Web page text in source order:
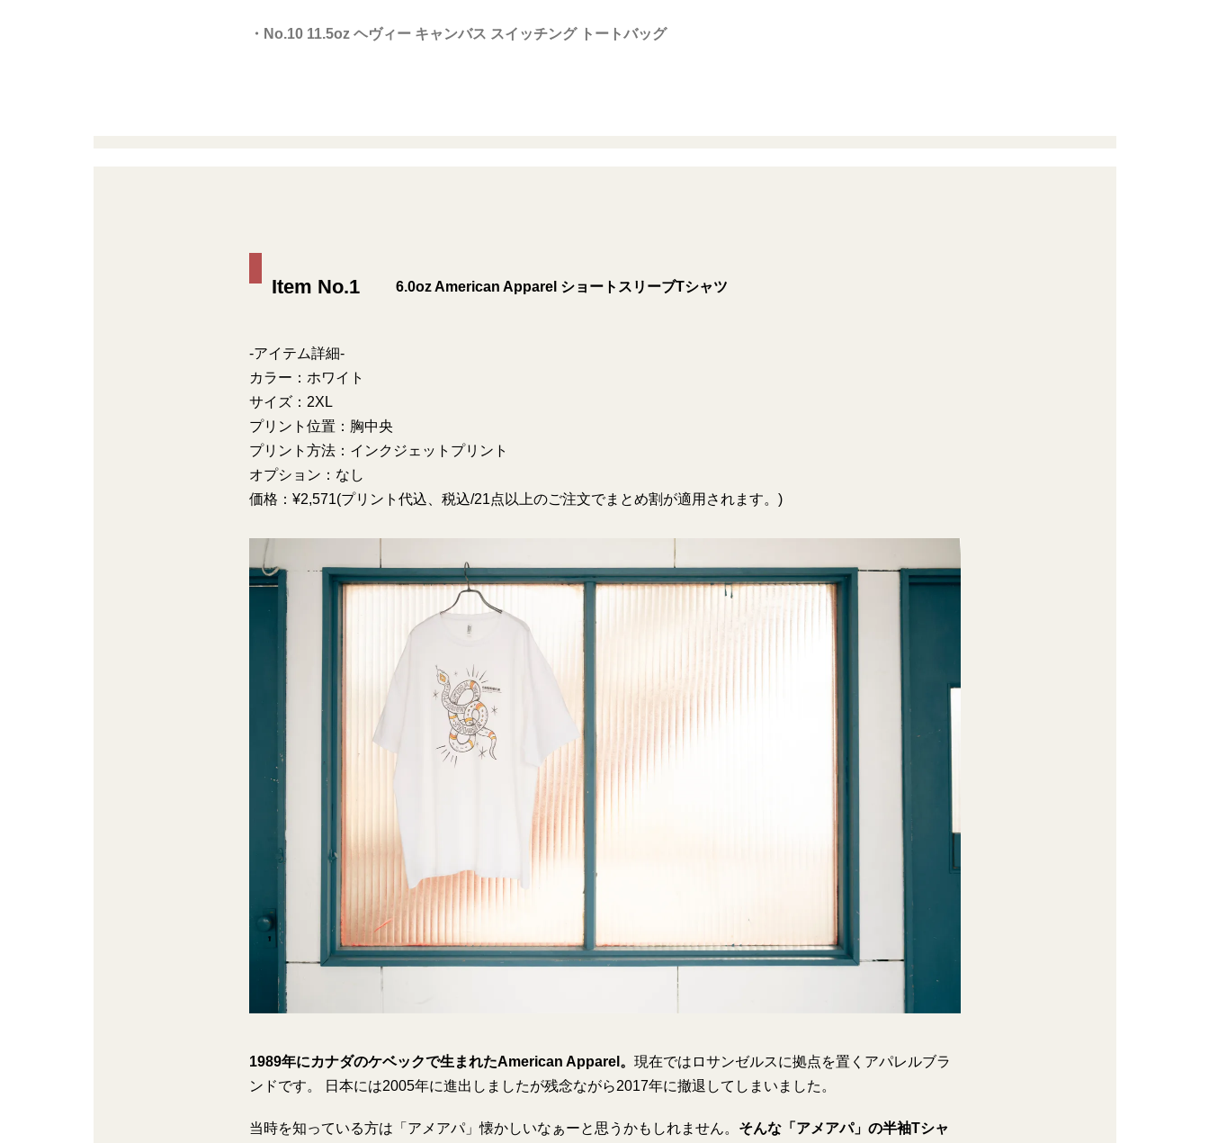
・No.10 11.5oz ヘヴィー キャンバス スイッチング トートバッグ
Item No.1 6.0oz American Apparel ショートスリーブTシャツ
-アイテム詳細-
カラー：ホワイト
サイズ：2XL
プリント位置：胸中央
プリント方法：インクジェットプリント
オプション：なし
価格：¥2,571(プリント代込、税込/21点以上のご注文でまとめ割が適用されます。)
1989年にカナダのケベックで生まれたAmerican Apparel。 現在ではロサンゼルスに拠点を置くアパレルブラ
ンドです。 日本には2005年に進出しましたが残念ながら2017年に撤退してしまいました。
当時を知っている方は「アメアパ」懐かしいなぁーと思うかもしれません。 そんな「アメアパ」の半袖Tシャ